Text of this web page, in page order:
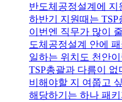
반도체공정설계에 지
하반기 지원때는
이번엔 직무가 많이
도체공정설계 안에
일하는 위치도 천안
TSP총괄과 다름이
비해야할 지 여쭙고
해당하기는 하나 패